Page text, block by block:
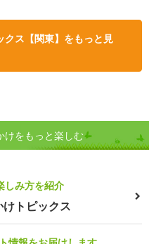
クス【関東】をもっと見
けをもっと楽しむ
しみ方を紹介
トピックス